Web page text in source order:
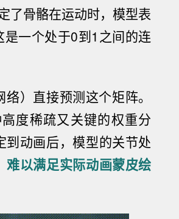
了骨骼在运动时，模型表
一个处于0到1之间的连
） 直接预测这个矩阵。
度稀疏又关键的权重分
动画后，模型的关节处
难以满足实际动画蒙皮绘